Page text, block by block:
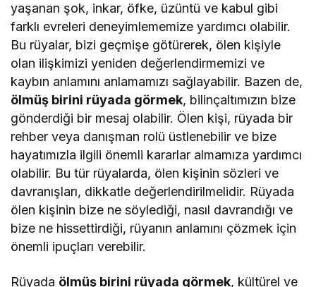
yaşanan şok, inkar, öfke, üzüntü ve kabul gibi
farklı evreleri deneyimlememize yardımcı olabilir.
Bu rüyalar, bizi geçmişe götürerek, ölen kişiyle
olan ilişkimizi yeniden değerlendirmemizi ve
kaybın anlamını anlamamızı sağlayabilir. Bazen de,
ölmüş birini rüyada görmek, bilinçaltımızın bize
gönderdiği bir mesaj olabilir. Ölen kişi, rüyada bir
rehber veya danışman rolü üstlenebilir ve bize
hayatımızla ilgili önemli kararlar almamıza yardımcı
olabilir. Bu tür rüyalarda, ölen kişinin sözleri ve
davranışları, dikkatle değerlendirilmelidir. Rüyada
ölen kişinin bize ne söylediği, nasıl davrandığı ve
bize ne hissettirdiği, rüyanın anlamını çözmek için
önemli ipuçları verebilir.
Rüyada ölmüş birini rüyada görmek, kültürel ve